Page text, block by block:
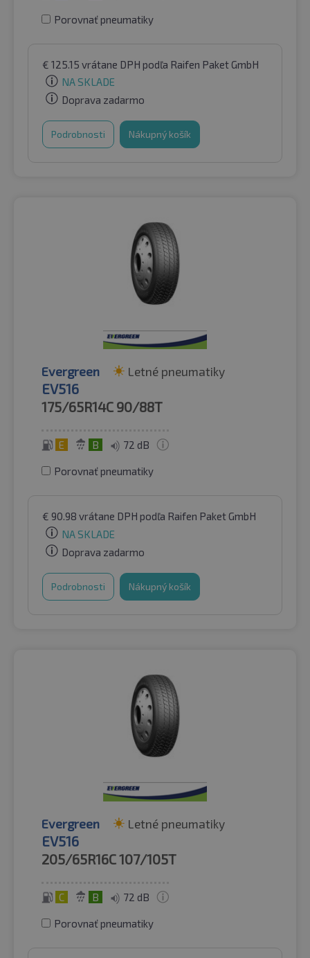
Porovnať pneumatiky
€ 125.15 vrátane DPH podľa Raifen Paket GmbH
NA SKLADE
Doprava zadarmo
Podrobnosti Nákupný košík
Evergreen Letné pneumatiky
EV516
175/65R14C 90/88T
E B 72 dB
Porovnať pneumatiky
€ 90.98 vrátane DPH podľa Raifen Paket GmbH
NA SKLADE
Doprava zadarmo
Podrobnosti Nákupný košík
Evergreen Letné pneumatiky
EV516
205/65R16C107/105T
C B 72 dB
Porovnať pneumatiky